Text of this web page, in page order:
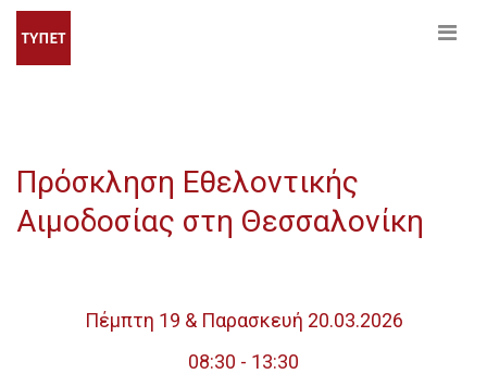
Πρόσκληση Εθελοντικής
Αιμοδοσίας στη Θεσσαλονίκη
Πέμπτη 19 & Παρασκευή 20.03.2026
08:30 - 13:30